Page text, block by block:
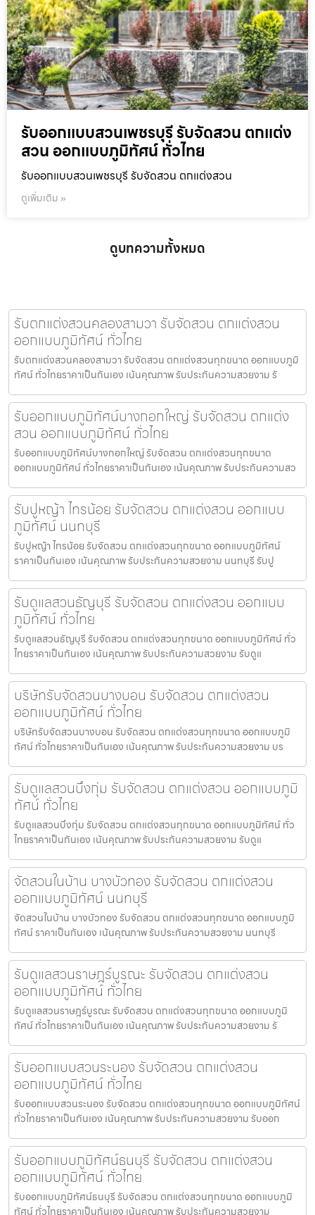
รับออกแบบสวนเพชรบุรี รับจัดสวน ตกแต่ง
สวน ออกแบบภูมิทัศน์ ทั่วไทย
รับออกแบบสวนเพชรบุรี รับจัดสวน ตกแต่งสวน
ดูเพิ่มเติม »
ดูบทความทั้งหมด
รับตกแต่งสวนคลองสามวา รับจัดสวน ตกแต่งสวน
ออกแบบภูมิทัศน์ ทั่วไทย
รับตกแต่งสวนคลองสามวา รับจัดสวน ตกแต่งสวนทุกขนาด ออกแบบภูมิ
ทัศน์ ทั่วไทยราคาเป็นกันเอง เน้นคุณภาพ รับประกันความสวยงาม รั
รับออกแบบภูมิทัศน์บางกอกใหญ่ รับจัดสวน ตกแต่ง
สวน ออกแบบภูมิทัศน์ ทั่วไทย
รับออกแบบภูมิทัศน์บางกอกใหญ่ รับจัดสวน ตกแต่งสวนทุกขนาด
ออกแบบภูมิทัศน์ ทั่วไทยราคาเป็นกันเอง เน้นคุณภาพ รับประกันความสว
รับปูหญ้า ไทรน้อย รับจัดสวน ตกแต่งสวน ออกแบบ
ภูมิทัศน์ นนทบุรี
รับปูหญ้า ไทรน้อย รับจัดสวน ตกแต่งสวนทุกขนาด ออกแบบภูมิทัศน์
ราคาเป็นกันเอง เน้นคุณภาพ รับประกันความสวยงาม นนทบุรี รับปู
รับดูแลสวนธัญบุรี รับจัดสวน ตกแต่งสวน ออกแบบ
ภูมิทัศน์ ทั่วไทย
รับดูแลสวนธัญบุรี รับจัดสวน ตกแต่งสวนทุกขนาด ออกแบบภูมิทัศน์ ทั่ว
ไทยราคาเป็นกันเอง เน้นคุณภาพ รับประกันความสวยงาม รับดูแ
บริษัทรับจัดสวนบางบอน รับจัดสวน ตกแต่งสวน
ออกแบบภูมิทัศน์ ทั่วไทย
บริษัทรับจัดสวนบางบอน รับจัดสวน ตกแต่งสวนทุกขนาด ออกแบบภูมิ
ทัศน์ ทั่วไทยราคาเป็นกันเอง เน้นคุณภาพ รับประกันความสวยงาม บร
รับดูแลสวนบึงกุ่ม รับจัดสวน ตกแต่งสวน ออกแบบภูมิ
ทัศน์ ทั่วไทย
รับดูแลสวนบึงกุ่ม รับจัดสวน ตกแต่งสวนทุกขนาด ออกแบบภูมิทัศน์ ทั่ว
ไทยราคาเป็นกันเอง เน้นคุณภาพ รับประกันความสวยงาม รับดูแ
จัดสวนในบ้าน บางบัวทอง รับจัดสวน ตกแต่งสวน
ออกแบบภูมิทัศน์ นนทบุรี
จัดสวนในบ้าน บางบัวทอง รับจัดสวน ตกแต่งสวนทุกขนาด ออกแบบภูมิ
ทัศน์ ราคาเป็นกันเอง เน้นคุณภาพ รับประกันความสวยงาม นนทบุรี
รับดูแลสวนราษฎร์บูรณะ รับจัดสวน ตกแต่งสวน
ออกแบบภูมิทัศน์ ทั่วไทย
รับดูแลสวนราษฎร์บูรณะ รับจัดสวน ตกแต่งสวนทุกขนาด ออกแบบภูมิ
ทัศน์ ทั่วไทยราคาเป็นกันเอง เน้นคุณภาพ รับประกันความสวยงาม รั
รับออกแบบสวนระนอง รับจัดสวน ตกแต่งสวน
ออกแบบภูมิทัศน์ ทั่วไทย
รับออกแบบสวนระนอง รับจัดสวน ตกแต่งสวนทุกขนาด ออกแบบภูมิทัศน์
ทั่วไทยราคาเป็นกันเอง เน้นคุณภาพ รับประกันความสวยงาม รับออก
รับออกแบบภูมิทัศน์ธนบุรี รับจัดสวน ตกแต่งสวน
ออกแบบภูมิทัศน์ ทั่วไทย
รับออกแบบภูมิทัศน์ธนบุรี รับจัดสวน ตกแต่งสวนทุกขนาด ออกแบบภูมิ
ทัศน์ ทั่วไทยราคาเป็นกันเอง เน้นคุณภาพ รับประกันความสวยงาม